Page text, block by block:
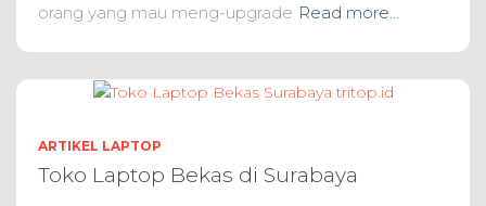
orang yang mau meng-upgrade Read more…
ARTIKEL LAPTOP
Toko Laptop Bekas di Surabaya